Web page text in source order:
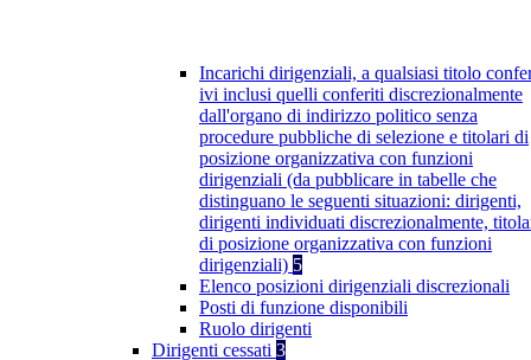
Incarichi dirigenziali, a qualsiasi titolo
ivi inclusi quelli conferiti discrezionalmente
dall'organo di indirizzo politico senza
procedure pubbliche di selezione e titolari di
posizione organizzativa con funzioni
dirigenziali (da pubblicare in tabelle che
distinguano le seguenti situazioni: dirigenti,
dirigenti individuati discrezionalmente,
di posizione organizzativa con funzioni
dirigenziali) 5
Elenco posizioni dirigenziali discrezionali
Posti di funzione disponibili
Ruolo dirigenti
Dirigenti cessati 3